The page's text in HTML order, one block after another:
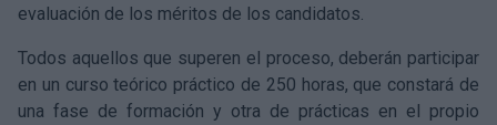
evaluación de los méritos de los candidatos.
Todos aquellos que superen el proceso, deberán participar
en un curso teórico práctico de 250 horas, que constará de
una fase de formación y otra de prácticas en el propio